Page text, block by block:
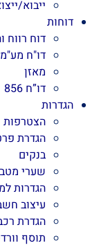
ייבוא/
דוחות
דוח רווח
דו"ח מע"מ
מאזן
דו”ח 856
הגדרות
הצטרפות
הגדרת
בנקים
שערי
הגדרות
עיצוב
הגדרת
תוסף